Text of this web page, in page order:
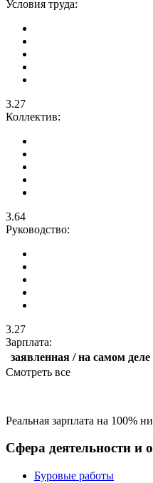
Условия труда:
3.27
Коллектив:
3.64
Руководство:
3.27
Зарплата:
заявленная / на самом деле
Смотреть все
Реальная зарплата на 100%
Сфера деятельности и
Буровые работы